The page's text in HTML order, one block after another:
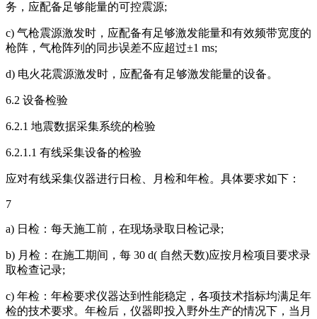
务，应配备足够能量的可控震源;
c) 气枪震源激发时，应配备有足够激发能量和有效频带宽度的
枪阵，气枪阵列的同步误差不应超过±1 ms;
d) 电火花震源激发时，应配备有足够激发能量的设备。
6.2 设备检验
6.2.1 地震数据采集系统的检验
6.2.1.1 有线采集设备的检验
应对有线采集仪器进行日检、月检和年检。具体要求如下：
7
a) 日检：每天施工前，在现场录取日检记录;
b) 月检：在施工期间，每 30 d( 自然天数)应按月检项目要求录
取检查记录;
c) 年检：年检要求仪器达到性能稳定，各项技术指标均满足年
检的技术要求。年检后，仪器即投入野外生产的情况下，当月